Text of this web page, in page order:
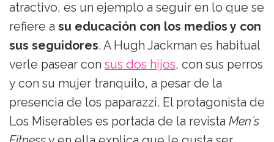
atractivo, es un ejemplo a seguir en lo que se
refiere a su educación con los medios y con
sus seguidores. A Hugh Jackman es habitual
verle pasear con sus dos hijos, con sus perros
y con su mujer tranquilo, a pesar de la
presencia de los paparazzi. El protagonista de
Los Miserables es portada de la revista Men´s